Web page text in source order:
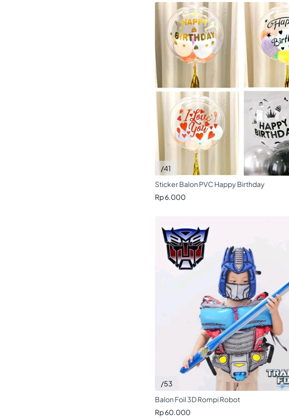
/41
Sticker Balon PVC Happy Birthday
Rp 6.000
/53
Balon Foil 3D Rompi Robot
Rp 60.000